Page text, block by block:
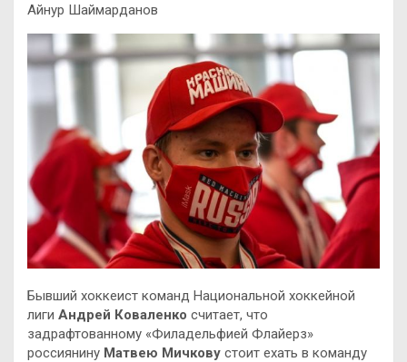
Айнур Шаймарданов
Бывший хоккеист команд Национальной хоккейной
лиги Андрей Коваленко считает, что
задрафтованному «Филадельфией Флайерз»
россиянину Матвею Мичкову стоит ехать в команду